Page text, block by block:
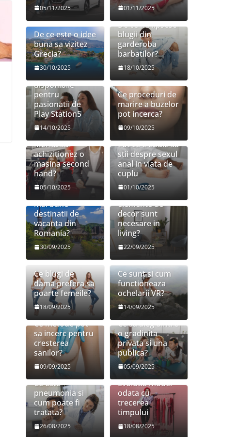
05/11/2025 01/11/2025
De ce este o idee
buna sa vizitez
Grecia?
30/10/2025
De ce nu lipsesc
blugii din
garderoba
barbatilor?
18/10/2025
disponibile
pentru
pasionatii de
Play Station5
14/10/2025
Ce proceduri de
marire a buzelor
pot incerca?
09/10/2025
Merita sa
achizitionez o
masina second
hand?
05/10/2025
Tot ce trebuie sa
stii despre sexul
anal in viata de
cuplu
01/10/2025
Care sunt cele
mai bune
destinatii de
vacanta din
Romania?
30/09/2025
elemente de
decor sunt
necesare in
living?
22/09/2025
Ce blugi de
dama prefera sa
poarte femeile?
18/09/2025
Ce sunt si cum
functioneaza
ochelarii VR?
14/09/2025
Ce metode pot
sa incerc pentru
cresterea
sanilor?
09/09/2025
Ce sa aleg dintre
o gradinita
privata si una
publica?
05/09/2025
Ce este
pneumonia si
cum poate fi
tratata?
26/08/2025
Evolutia modei
odata cu
trecerea
timpului
18/08/2025